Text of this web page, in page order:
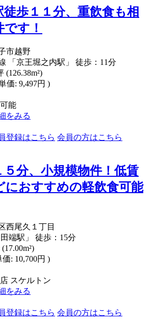
歩１１分、重飲食も相
す！
市越野
「京王堀之内駅」 徒歩：11分
(126.38m²)
価: 9,497円 )
能
をみる
登録はこちら 会員の方はこちら
５分、小規模物件！低賃
におすすめの軽飲食可能
西尾久１丁目
端駅」 徒歩：15分
価: 10,700円 )
スケルトン
をみる
登録はこちら 会員の方はこちら